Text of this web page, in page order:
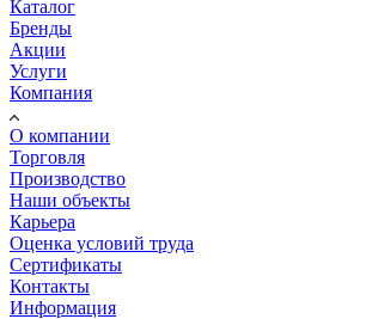
Каталог
Бренды
Акции
Услуги
Компания
О компании
Торговля
Производство
Наши объекты
Карьера
Оценка условий труда
Сертификаты
Контакты
Информация